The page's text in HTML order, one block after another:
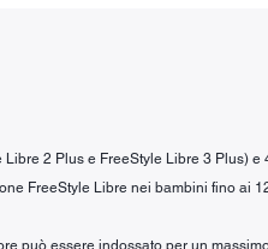
2 Plus e FreeStyle Libre 3 Plus)
FreeStyle Libre nei bambini fino ai
può essere indossato per un